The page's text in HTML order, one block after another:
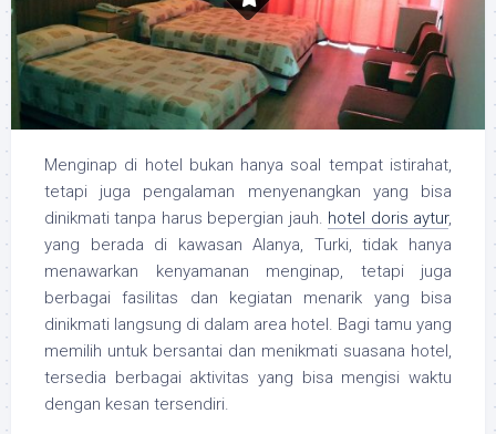
Menginap di hotel bukan hanya soal tempat istirahat,
tetapi juga pengalaman menyenangkan yang bisa
dinikmati tanpa harus bepergian jauh. hotel doris aytur,
yang berada di kawasan Alanya, Turki, tidak hanya
menawarkan kenyamanan menginap, tetapi juga
berbagai fasilitas dan kegiatan menarik yang bisa
dinikmati langsung di dalam area hotel. Bagi tamu yang
memilih untuk bersantai dan menikmati suasana hotel,
tersedia berbagai aktivitas yang bisa mengisi waktu
dengan kesan tersendiri.